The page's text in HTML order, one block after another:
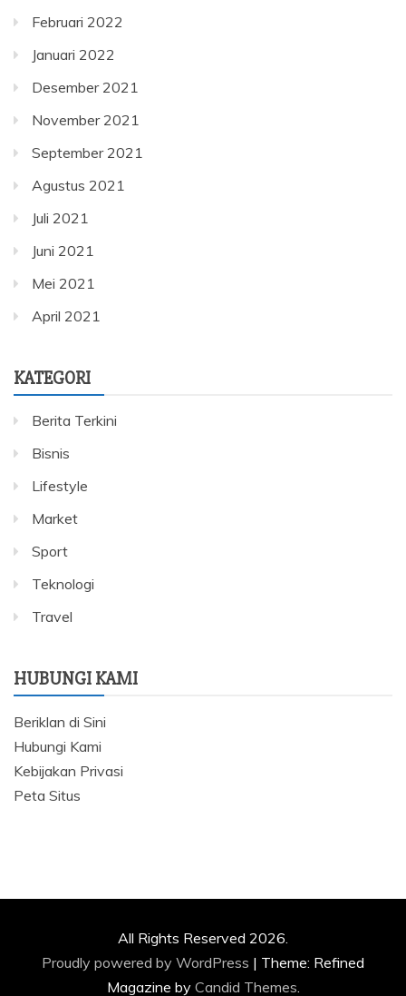
Februari 2022
Januari 2022
Desember 2021
November 2021
September 2021
Agustus 2021
Juli 2021
Juni 2021
Mei 2021
April 2021
KATEGORI
Berita Terkini
Bisnis
Lifestyle
Market
Sport
Teknologi
Travel
HUBUNGI KAMI
Beriklan di Sini
Hubungi Kami
Kebijakan Privasi
Peta Situs
All Rights Reserved 2026.
Proudly powered by WordPress | Theme: Refined
Magazine by Candid Themes.